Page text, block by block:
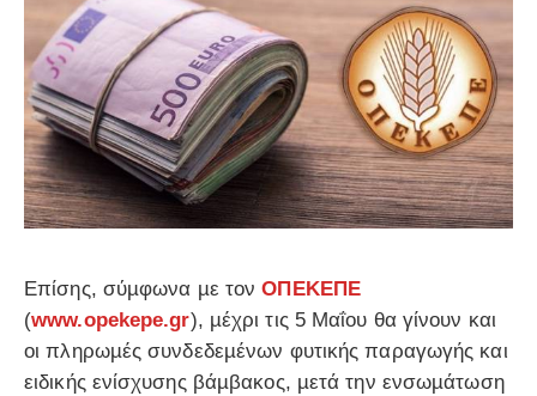
Επίσης, σύµφωνα µε τονΟΠΕΚΕΠΕ
(www.opekepe.gr), µέχρι τις 5 Μαΐου θα γίνουν και
οι πληρωµές συνδεδεµένων φυτικής παραγωγής και
ειδικής ενίσχυσης βάµβακος, µετά την ενσωµάτωση